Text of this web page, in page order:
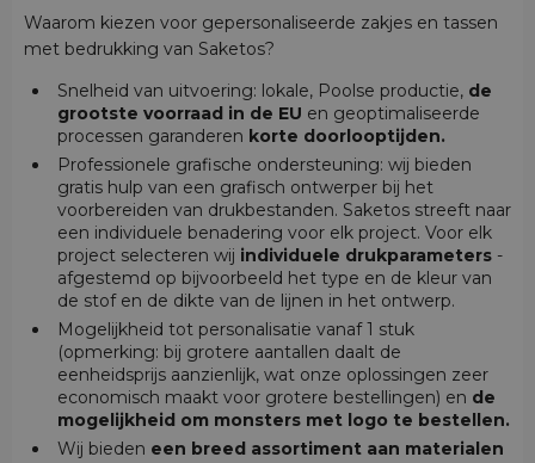
Waarom kiezen voor gepersonaliseerde zakjes en tassen
met bedrukking van Saketos?
Snelheid van uitvoering: lokale, Poolse productie, de
grootste voorraad in de EU en geoptimaliseerde
processen garanderen korte doorlooptijden.
Professionele grafische ondersteuning: wij bieden
gratis hulp van een grafisch ontwerper bij het
voorbereiden van drukbestanden. Saketos streeft naar
een individuele benadering voor elk project. Voor elk
project selecteren wij individuele drukparameters-
afgestemd op bijvoorbeeld het type en de kleur van
de stof en de dikte van de lijnen in het ontwerp.
Mogelijkheid tot personalisatie vanaf 1 stuk
(opmerking: bij grotere aantallen daalt de
eenheidsprijs aanzienlijk, wat onze oplossingen zeer
economisch maakt voor grotere bestellingen) en de
mogelijkheid om monsters met logo te bestellen.
Wij bieden een breed assortiment aan materialen